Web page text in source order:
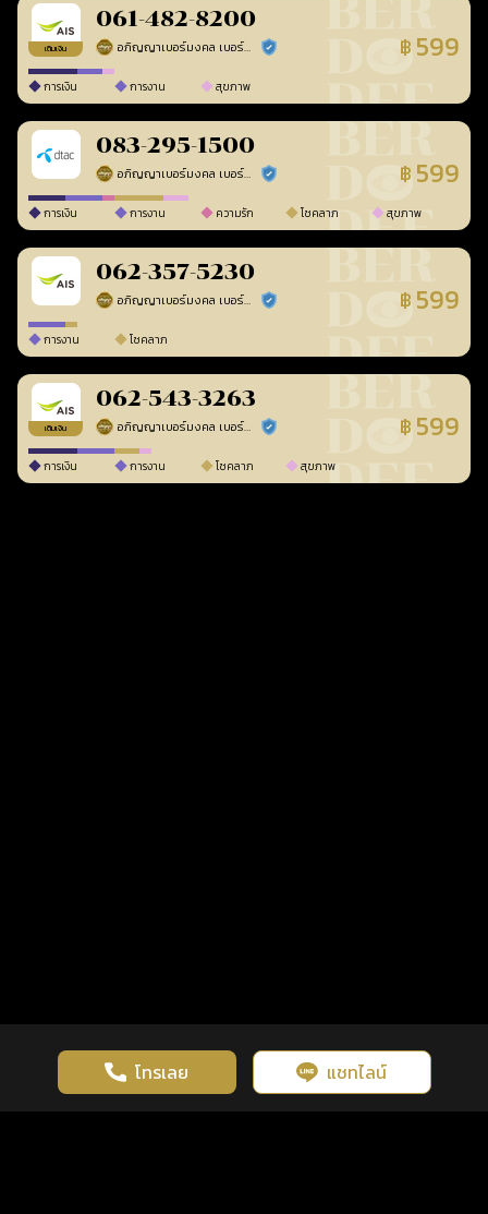
เติมเงิน
061-482-8200
อภิญญาเบอร์มงคล เบอร์สวยเลขศาสตร์ ร้านยืนยันแล้ว ฿ 599
การเงิน การงาน สุขภาพ
083-295-1500
อภิญญาเบอร์มงคล เบอร์สวยเลขศาสตร์ ร้านยืนยันแล้ว ฿ 599
การเงิน การงาน ความรัก โชคลาภ สุขภาพ
062-357-5230
อภิญญาเบอร์มงคล เบอร์สวยเลขศาสตร์ ร้านยืนยันแล้ว ฿ 599
การงาน โชคลาภ
เติมเงิน
062-543-3263
อภิญญาเบอร์มงคล เบอร์สวยเลขศาสตร์ ร้านยืนยันแล้ว ฿ 599
การเงิน การงาน โชคลาภ สุขภาพ
โทรเลย แชทไลน์
เว็บไซต์นี้มีการใช้งานคุกกี้ เพื่อเพิ่มประสิทธิภาพและประสบการณ์ที่ดี
ในการใช้งานเว็บไซต์ นโยบายความเป็นส่วนตัว
รู้ก่อน พร้อมกว่า ทุกจังหวะชีวิต คลิกดูดวงฟรี